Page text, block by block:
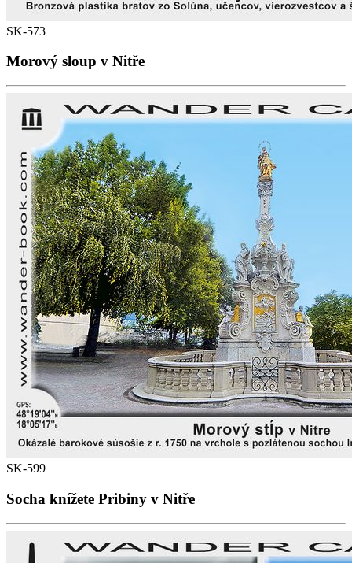
SK-573
Morový sloup v Nitře
SK-599
Socha knížete Pribiny v Nitře